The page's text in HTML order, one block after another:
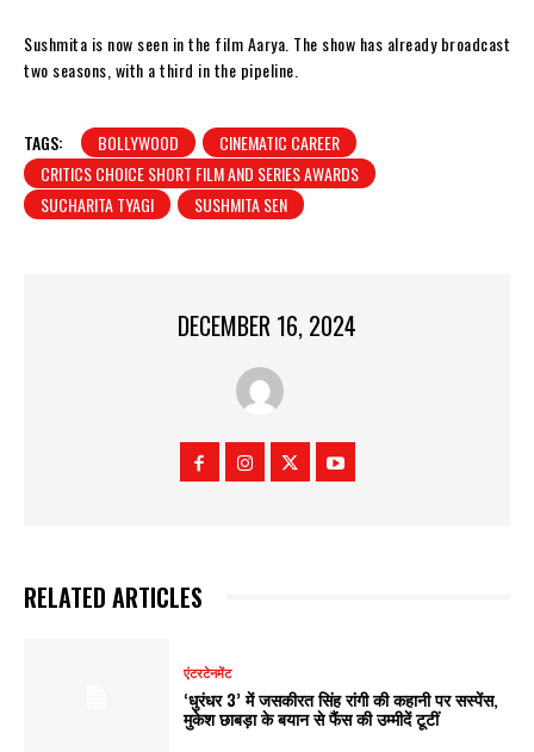
Sushmita is now seen in the film Aarya. The show has already broadcast
two seasons, with a third in the pipeline.
TAGS: BOLLYWOOD
CINEMATIC CAREER
CRITICS CHOICE SHORT FILM AND SERIES AWARDS
SUCHARITA TYAGI
SUSHMITA SEN
DECEMBER 16, 2024
RELATED ARTICLES
एंटरटेनमेंट
‘धुरंधर 3’ में जसकीरत सिंह रांगी की कहानी पर सस्पेंस,
मुकेश छाबड़ा के बयान से फैंस की उम्मीदें टूटीं